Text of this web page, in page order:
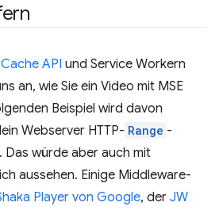
Cache API und Service Workern
an, wie Sie ein Video mit MSE
Beispiel wird davon
Webserver HTTP- Range -
würde aber auch mit
aussehen. Einige Middleware-
Player von Google, der JW